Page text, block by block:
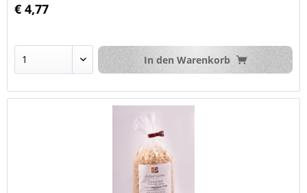
€ 4,77
In den Warenkorb